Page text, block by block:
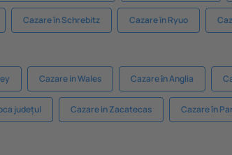
Cazare în Schrebitz Cazare în Ryuo
Cazare in Wales Cazare ȋn Anglia
județul Cazare in Zacatecas Cazare în